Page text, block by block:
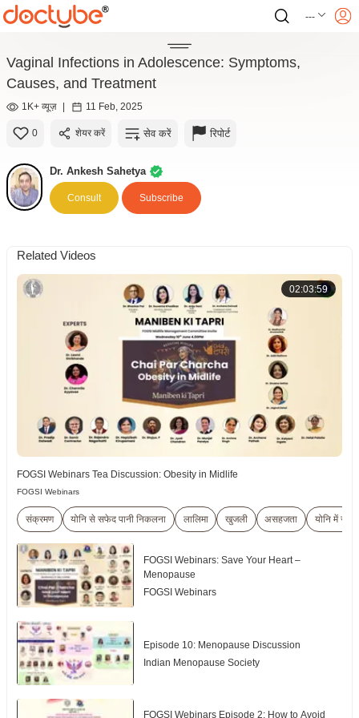
---
Vaginal Infections in Adolescence: Symptoms,
Causes, and Treatment
1K+ व्यूज़ | 11 Feb, 2025
0 शेयर करें सेव करें रिपोर्ट
Dr. Ankesh Sahetya
Consult Subscribe
Related Videos
02:03:59
FOGSI Webinars Tea Discussion: Obesity in Midlife
FOGSI Webinars
संक्रमण योनि से सफेद पानी निकलना लालिमा खुजली असहजता योनि में
FOGSI Webinars: Save Your Heart –
Menopause
FOGSI Webinars
Episode 10: Menopause Discussion
Indian Menopause Society
FOGSI Webinars Episode 2: How to Avoid